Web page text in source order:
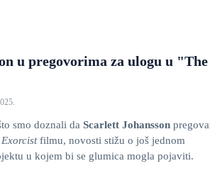
u pregovorima za ulogu u "The
smo doznali da Scarlett Johansson
Exorcistfilmu, novosti stižu o još jednom
u kojem bi se glumica mogla pojaviti.